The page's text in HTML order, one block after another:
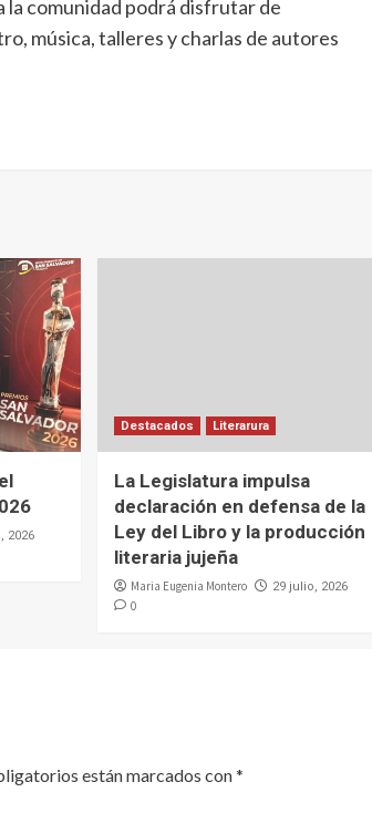
la comunidad podrá disfrutar de
música, talleres y charlas de autores
2026
Destacados Literarura
La Legislatura impulsa
declaración en defensa de la
Ley del Libro y la producción
literaria jujeña
Maria Eugenia Montero 29 julio, 2026
0
están marcados con*